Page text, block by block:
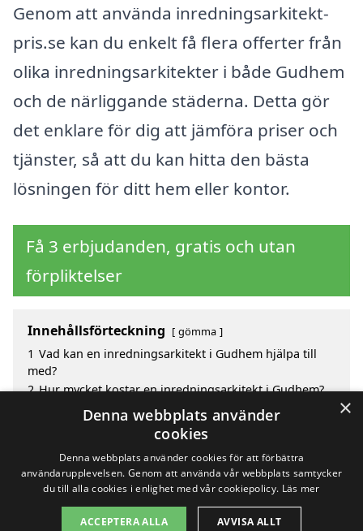
Genom att använda inredningsarkitekt-
pris.se kan du enkelt få flera offerter från
olika inredningsarkitekter i både Gudhem
och de närliggande städerna. Detta gör
det enklare för dig att jämföra priser och
tjänster, så att du kan hitta den bästa
lösningen för ditt hem eller kontor.
Få 3 erbjudanden, gratis och utan
förpliktelser
Innehållsförteckning gömma
1 Vad kan en inredningsarkitekt i Gudhem hjälpa till
med?
2 Hur mycket kostar en inredningsarkitekt i Gudhem?
Fördelar med att välja inredningsarkitekt i Gudhem
Sök efter en skicklig inredningsarkitekt i de
omgivande städerna Gudhem
Copyright 2026 - Pilanto Aps
×
Denna webbplats använder
cookies
Denna webbplats använder cookies för att förbättra
användarupplevelsen. Genom att använda vår webbplats samtycker
du till alla cookies i enlighet med vår cookiepolicy. Läs mer
ACCEPTERA ALLA AVVISA ALLT